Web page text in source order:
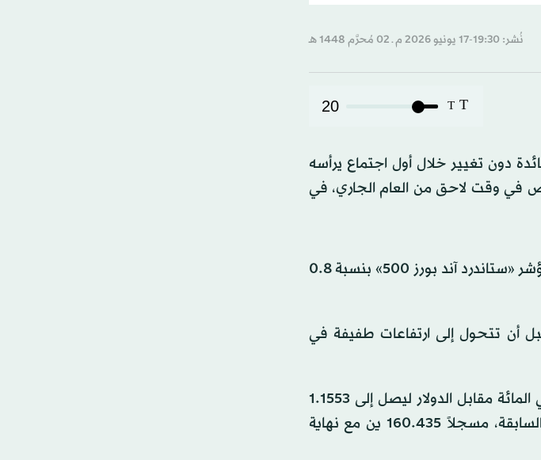
نُشر: 19:30-17 يونيو 2026 م ـ 02 مُحرَّم 1448 هـ
T
T
20
دون تغيير خلال أول اجتماع يرأسه
في وقت لاحق من العام الجاري، في
وتراجع مؤشر «داو جونز» بنحو 200 نقطة، أو ما يعادل 0.4 في المائة، فيما انخفض مؤشر «ستاندرد آند بورز 500» بنسبة 0.8
أن تتحول إلى ارتفاعات طفيفة في
كما واصل الدولار الأميركي تحقيق المكاسب أمام اليورو. وتراجع اليورو بنسبة 0.5 في المائة مقابل الدولار ليصل إلى 1.1553
دولار، في حين قلّص الدولار خسائره أمام الين الياباني ليستقر بالقرب من مستوياته السابقة، مسجلاً 160.435 ين مع نهاية